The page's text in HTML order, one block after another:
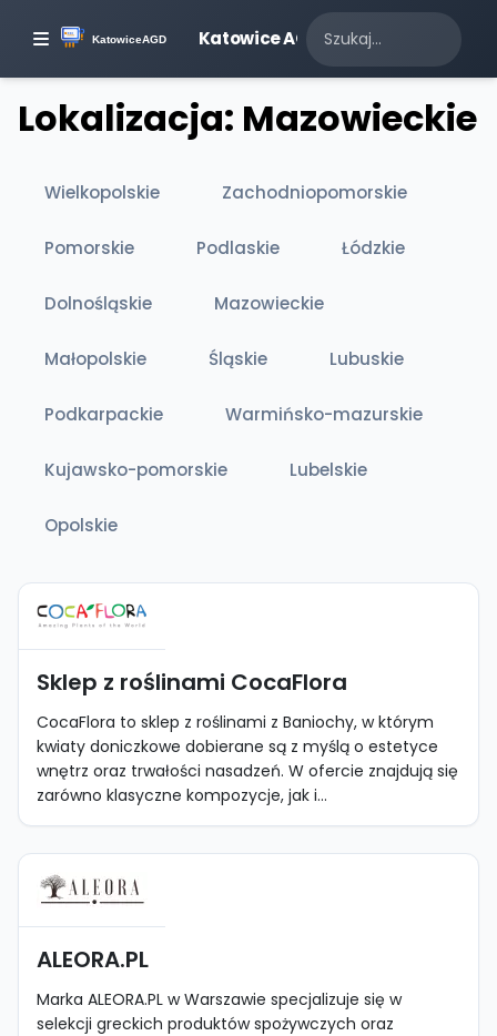
Katowice AGD
Lokalizacja: Mazowieckie
Wielkopolskie Zachodniopomorskie
Pomorskie Podlaskie Łódzkie
Dolnośląskie Mazowieckie
Małopolskie Śląskie Lubuskie
Podkarpackie Warmińsko-mazurskie
Kujawsko-pomorskie Lubelskie
Opolskie
Sklep z roślinami CocaFlora
CocaFlora to sklep z roślinami z Baniochy, w którym
kwiaty doniczkowe dobierane są z myślą o estetyce
wnętrz oraz trwałości nasadzeń. W ofercie znajdują się
zarówno klasyczne kompozycje, jak i...
ALEORA.PL
Marka ALEORA.PL w Warszawie specjalizuje się w
selekcji greckich produktów spożywczych oraz